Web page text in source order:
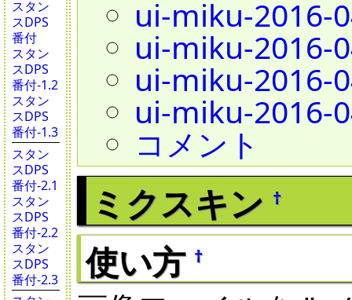
スタン
スDPS
番付
スタン
スDPS
番付-1.2
スタン
スDPS
番付-1.3
スタン
スDPS
番付-2.1
スタン
スDPS
番付-2.2
スタン
スDPS
番付-2.3
ui-miku-2016-
ui-miku-2016-
ui-miku-2016-
ui-miku-2016-
コメント
ミクスキン †
使い方 †